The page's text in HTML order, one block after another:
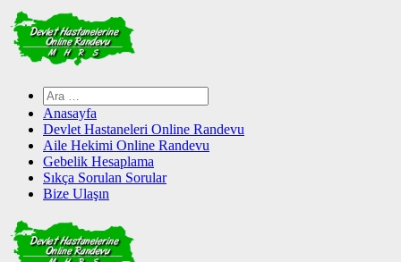
Skip
to
content
Arama:
Anasayfa
Devlet Hastaneleri Online Randevu
Aile Hekimi Online Randevu
Gebelik Hesaplama
Sıkça Sorulan Sorular
Bize Ulaşın